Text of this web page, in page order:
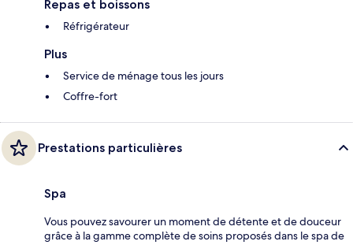
Repas et boissons
Réfrigérateur
Plus
Service de ménage tous les jours
Coffre-fort
Prestations particulières
Spa
Vous pouvez savourer un moment de détente et de douceur
grâce à la gamme complète de soins proposés dans le spa de